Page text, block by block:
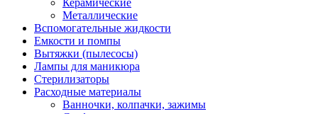
Керамические
Металлические
Вспомогательные жидкости
Емкости и помпы
Вытяжки (пылесосы)
Лампы для маникюра
Стерилизаторы
Расходные материалы
Ванночки, колпачки, зажимы